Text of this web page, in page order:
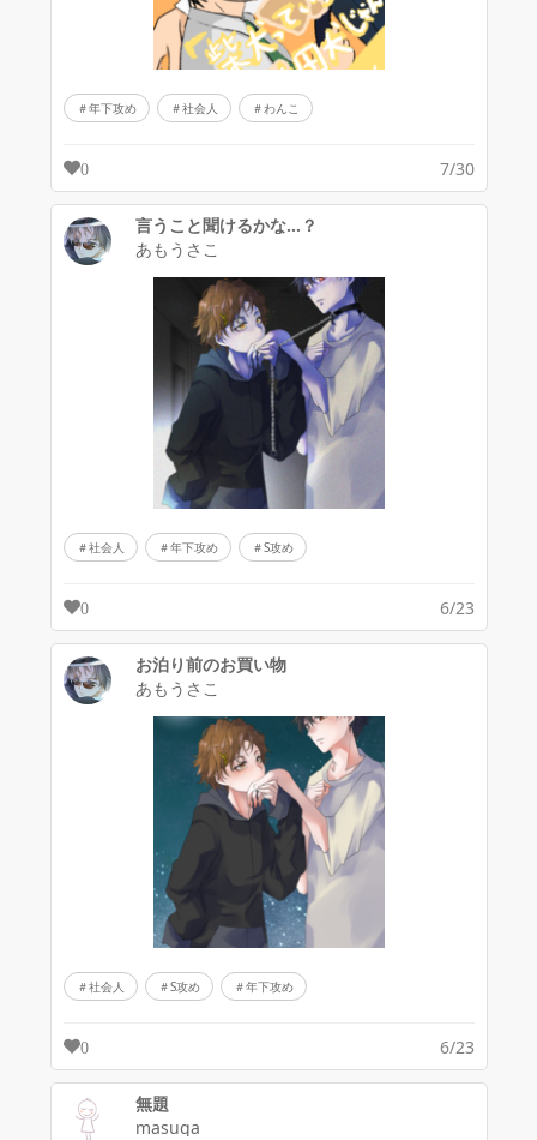
年下攻め 社会人 わんこ
0 7/30
言うこと聞けるかな…？
あもうさこ
社会人 年下攻め S攻め
0 6/23
お泊り前のお買い物
あもうさこ
社会人 S攻め 年下攻め
0 6/23
無題
masuga